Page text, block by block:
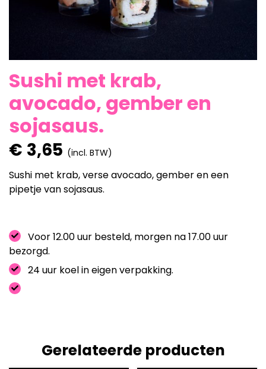
Sushi met krab,
avocado, gember en
sojasaus.
€ 3,65 (incl. BTW)
Sushi met krab, verse avocado, gember en een
pipetje van sojasaus.
Voor 12.00 uur besteld, morgen na 17.00 uur
bezorgd.
24 uur koel in eigen verpakking.
Gerelateerde producten